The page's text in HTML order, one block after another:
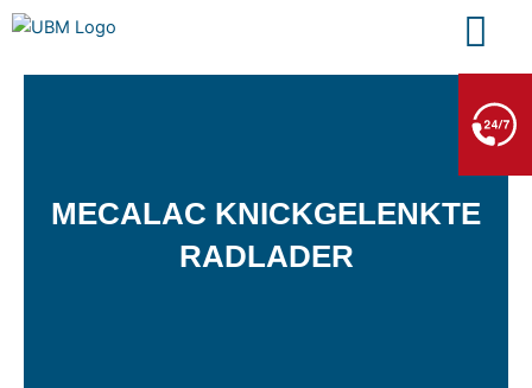
Zum
Inhalt
springen
MECALAC KNICKGELENKTE
RADLADER